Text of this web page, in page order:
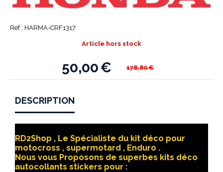
Ref : HARMA-CRF1317
50,00€ 178,80€
Article hors stock
DESCRIPTION
RD2Shop , Le Spécialiste du kit déco pour
motocross , supermotard , Enduro .
Nous vous Proposons de superbes kits déco
autocollants stickers pour :